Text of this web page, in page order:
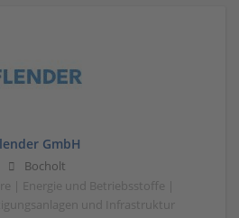
GmbH
Bocholt
| Energie und Betriebsstoffe |
und Infrastruktur